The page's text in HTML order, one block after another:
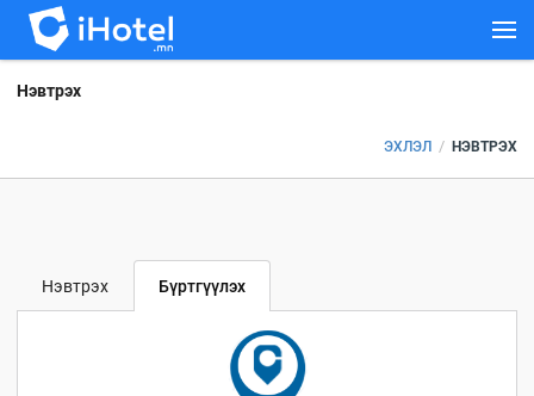
Нэвтрэх
ЭХЛЭЛ / НЭВТРЭХ
Нэвтрэх Бүртгүүлэх